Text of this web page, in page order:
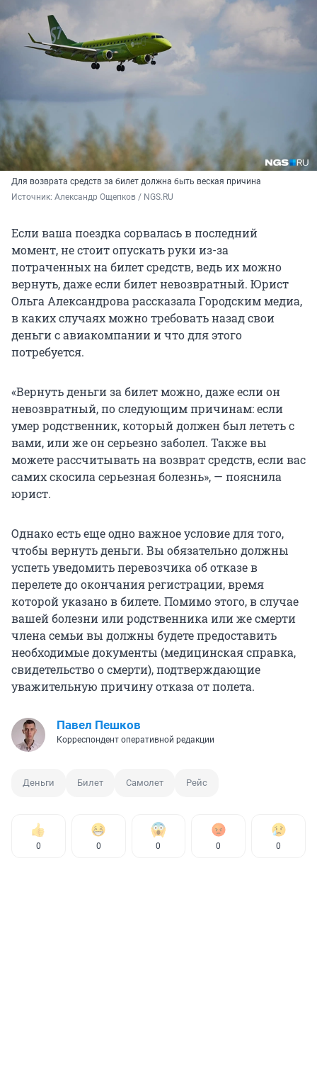
Для возврата средств за билет должна быть веская причина
Источник: Александр Ощепков / NGS.RU
Если ваша поездка сорвалась в последний
момент, не стоит опускать руки из-за
потраченных на билет средств, ведь их можно
вернуть, даже если билет невозвратный. Юрист
Ольга Александрова рассказала Городским медиа,
в каких случаях можно требовать назад свои
деньги с авиакомпании и что для этого
потребуется.
«Вернуть деньги за билет можно, даже если он
невозвратный, по следующим причинам: если
умер родственник, который должен был лететь с
вами, или же он серьезно заболел. Также вы
можете рассчитывать на возврат средств, если вас
самих скосила серьезная болезнь», — пояснила
юрист.
Однако есть еще одно важное условие для того,
чтобы вернуть деньги. Вы обязательно должны
успеть уведомить перевозчика об отказе в
перелете до окончания регистрации, время
которой указано в билете. Помимо этого, в случае
вашей болезни или родственника или же смерти
члена семьи вы должны будете предоставить
необходимые документы (медицинская справка,
свидетельство о смерти), подтверждающие
уважительную причину отказа от полета.
Павел Пешков
Корреспондент оперативной редакции
Деньги Билет Самолет Рейс
0 0 0 0 0